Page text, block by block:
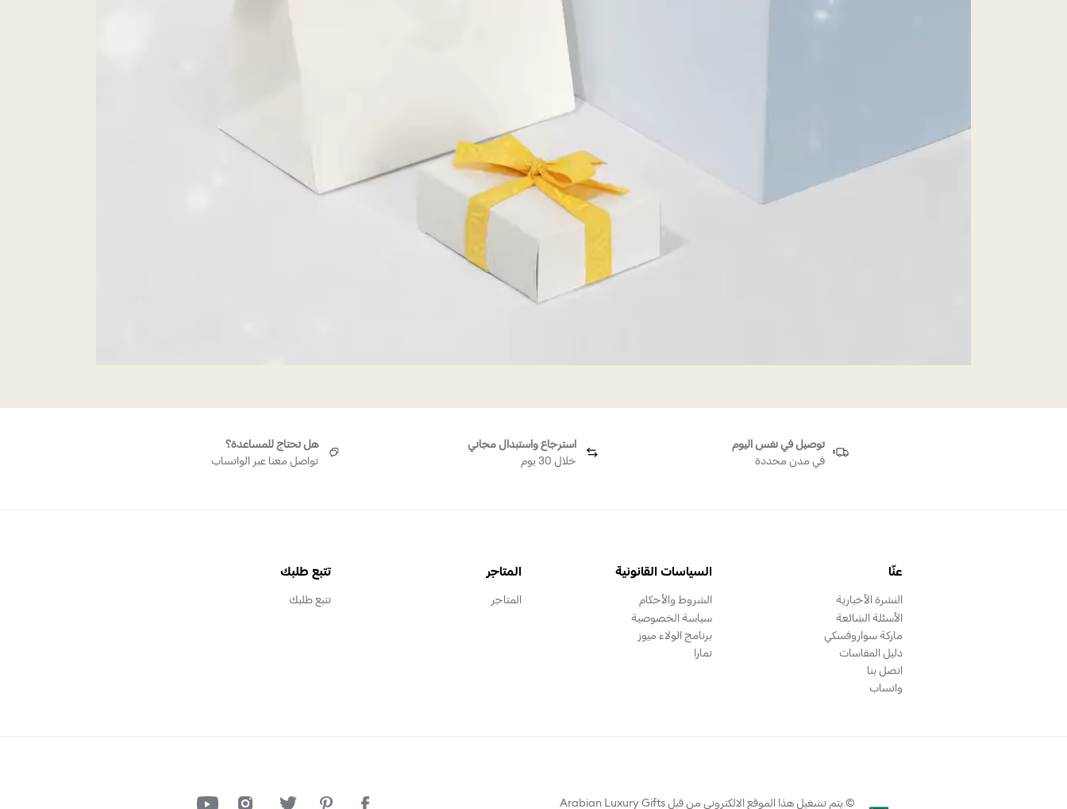
توصيل في نفس اليوم
في مدن محددة
استرجاع واستبدال مجاني
خلال 30 يوم
هل تحتاج للمساعدة؟
تواصل معنا عبر الواتساب
عنّا
النشرة الأخبارية
الأسئلة الشائعة
ماركة سواروفسكي
دليل المقاسات
اتصل بنا
واتساب
السياسات القانونية
الشروط والأحكام
سياسة الخصوصية
برنامج الولاء ميوز
تمارا
المتاجر
المتاجر
تتبع طلبك
تتبع طلبك
© يتم تشغيل هذا الموقع الالكتروني من قبل Arabian Luxury Gifts